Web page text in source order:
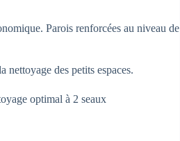
Parois renforcées au niveau de
nettoyage des petits espaces.
optimal à 2 seaux